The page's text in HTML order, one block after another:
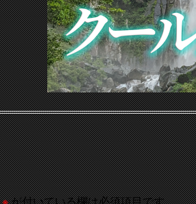
※が付いている欄は必須項目です